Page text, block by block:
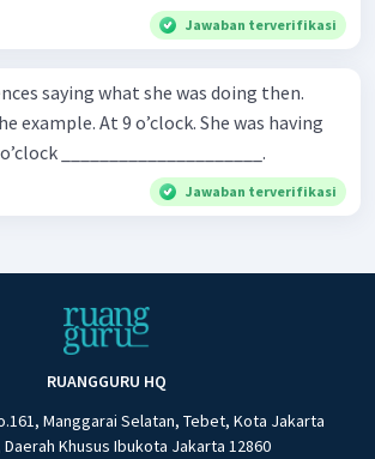
Jawaban terverifikasi
saying what she was doing then.
She was having
At 11 o’clock _____________________.
Jawaban terverifikasi
RUANGGURU HQ
Manggarai Selatan, Tebet, Kota Jakarta
Khusus Ibukota Jakarta 12860